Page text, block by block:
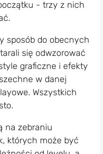
- trzy z nich
sposób do obecnych
się odwzorować
graficzne i efekty
w danej
Wszystkich
na zebraniu
których może być